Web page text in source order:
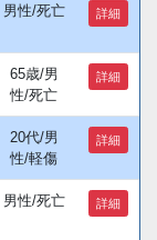
男性/死亡 詳細
65歳/男
性/死亡
詳細
20代/男
性/軽傷
詳細
男性/死亡 詳細